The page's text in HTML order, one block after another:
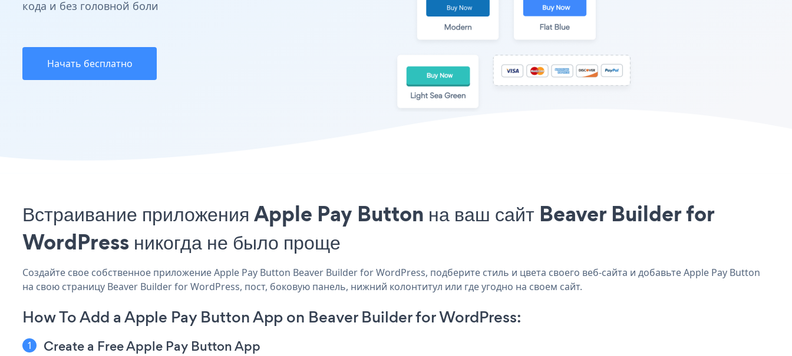
кода и без головной боли
Начать бесплатно
Встраивание приложения Apple Pay Button на ваш сайт Beaver Builder for
WordPress никогда не было проще
Создайте свое собственное приложение Apple Pay Button Beaver Builder for WordPress, подберите стиль и цвета своего веб-сайта и добавьте Apple Pay Button
на свою страницу Beaver Builder for WordPress, пост, боковую панель, нижний колонтитул или где угодно на своем сайт.
How To Add a Apple Pay Button App on Beaver Builder for WordPress:
Create a Free Apple Pay Button App